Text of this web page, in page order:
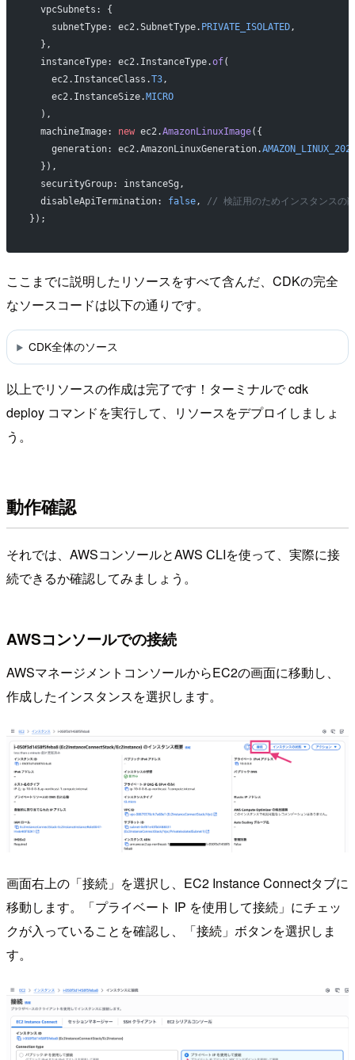
  vpcSubnets: {
    subnetType: ec2.SubnetType.
PRIVATE_ISOLATED,
  },
  instanceType: ec2.InstanceType.
of(
    ec2.InstanceClass.
T3,
    ec2.InstanceSize.
MICRO
  ),
  machineImage:
new ec2.AmazonLinuxImage({
    generation: ec2.AmazonLinuxGeneration.
  }),
  securityGroup: instanceSg,
  disableApiTermination:
false, // 検証用のためインスタンスの
});
ここまでに説明したリソースをすべて含んだ、CDKの完全
なソースコードは以下の通りです。
CDK全体のソース
以上でリソースの作成は完了です！ターミナルで cdk
deploy コマンドを実行して、リソースをデプロイしましょ
う。
動作確認
それでは、AWSコンソールとAWS CLIを使って、実際に接
続できるか確認してみましょう。
AWSコンソールでの接続
AWSマネージメントコンソールからEC2の画面に移動し、
作成したインスタンスを選択します。
画面右上の「接続」を選択し、EC2 Instance Connectタブに
移動します。「プライベート IP を使用して接続」にチェッ
クが入っていることを確認し、「接続」ボタンを選択しま
す。